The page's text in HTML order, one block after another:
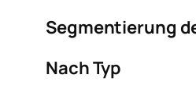
Segmentierung
Nach Typ